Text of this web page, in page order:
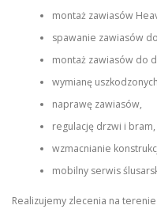
montaż zawiasów
spawanie zawiasów
montaż zawiasów do
wymianę
naprawę zawiasów,
regulację drzwi i bram,
wzmacnianie
mobilny serwis
Realizujemy zlecenia na